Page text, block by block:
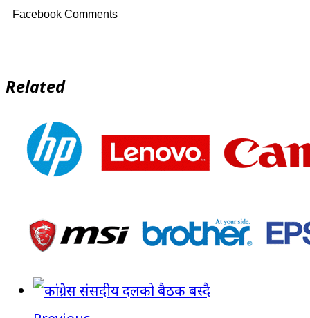
Facebook Comments
Related